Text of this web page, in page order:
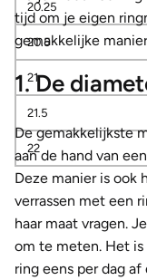
20.25
20.5
21
21.5
22
tijd om je eigen
gemakkelijke
1. De
De gemakkelijkste
aan de hand van
Deze manier is ook
verrassen met een
haar maat vragen.
om te meten. Het
ring eens per dag